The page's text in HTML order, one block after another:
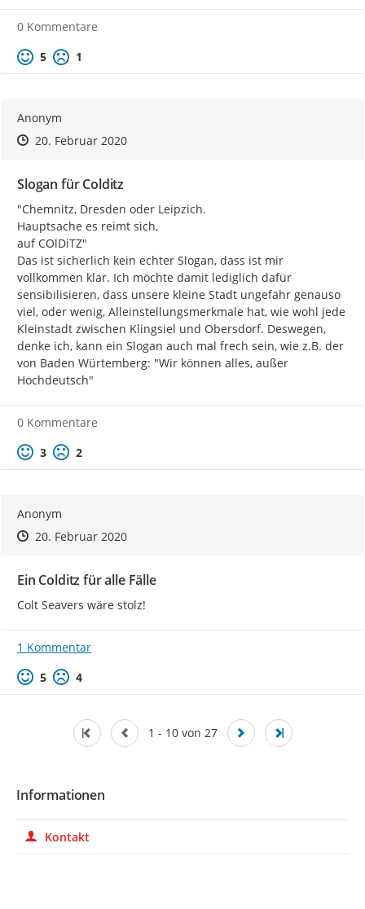
0 Kommentare
Positive Bewertung
5 Negative Bewertung
1
Anonym
Zeitpunkt des Erstellens
Zeitpunkt des Erstellens
20. Februar 2020Zur Äußerung
Slogan für Colditz
"Chemnitz, Dresden oder Leipzich.
Hauptsache es reimt sich,
auf COlDiTZ"
Das ist sicherlich kein echter Slogan, dass ist mir
vollkommen klar. Ich möchte damit lediglich dafür
sensibilisieren, dass unsere kleine Stadt ungefähr genauso
viel, oder wenig, Alleinstellungsmerkmale hat, wie wohl jede
Kleinstadt zwischen Klingsiel und Obersdorf. Deswegen,
denke ich, kann ein Slogan auch mal frech sein, wie z.B. der
von Baden Würtemberg: "Wir können alles, außer
Hochdeutsch"
0 Kommentare
Positive Bewertung
3 Negative Bewertung
2
Anonym
Zeitpunkt des Erstellens
Zeitpunkt des Erstellens
20. Februar 2020Zur Äußerung
Ein Colditz für alle Fälle
Colt Seavers wäre stolz!
1 Kommentar
Positive Bewertung
5 Negative Bewertung
4
1 - 10 von 27
Informationen
Kontakt